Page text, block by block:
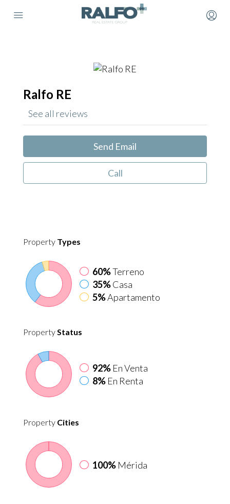
Ralfo RE
See all reviews
Send Email
Call
Property Types
60%Terreno
35%Casa
5%Apartamento
PropertyStatus
92% En Venta
8% En Renta
Property Cities
100% Mérida